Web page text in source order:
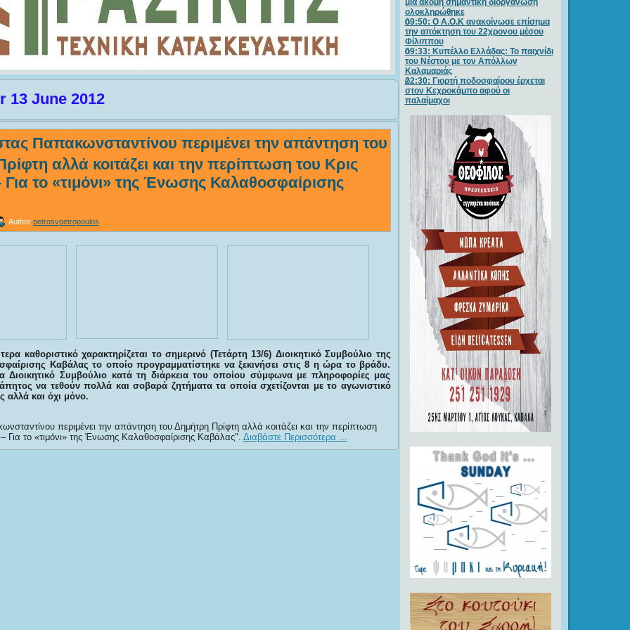
13 June 2012
Παπακωνσταντίνου περιμένει την απάντηση του
αλλά κοιτάζει και την περίπτωση του Κρις
το «τιμόνι» της Ένωσης Καλαθοσφαίρισης
Author petrosvpetropoulos
καθοριστικό χαρακτηρίζεται το σημερινό (Τετάρτη 13/6) Διοικητικό Συμβούλιο της
Καβάλας το οποίο προγραμματίστηκε να ξεκινήσει στις 8 η ώρα το βράδυ.
Διοικητικό Συμβούλιο κατά τη διάρκεια του οποίου σύμφωνα με πληροφορίες μας
να τεθούν πολλά και σοβαρά ζητήματα τα οποία σχετίζονται με το αγωνιστικό
αλλά και όχι μόνο.
περιμένει την απάντηση του Δημήτρη Πρίφτη αλλά κοιτάζει και την περίπτωση
Για το «τιμόνι» της Ένωσης Καλαθοσφαίρισης Καβάλας . Διαβάστε Περισσότερα ...
μία ακόμη σημαντική διοργάνωση
ολοκληρώθηκε
09:50: O A.O.K ανακοίνωσε επίσημα
την απόκτηση του 22χρονου μέσου
Φίλιππου
09:33: Κυπέλλο Ελλάδας: Το παιχνίδι
του Νέστου με τον Απόλλων
Καλαμαριάς
22:30: Γιορτή ποδοσφαίρου έρχεται
στον Κεχροκάμπο αφού οι
παλαίμαχοι